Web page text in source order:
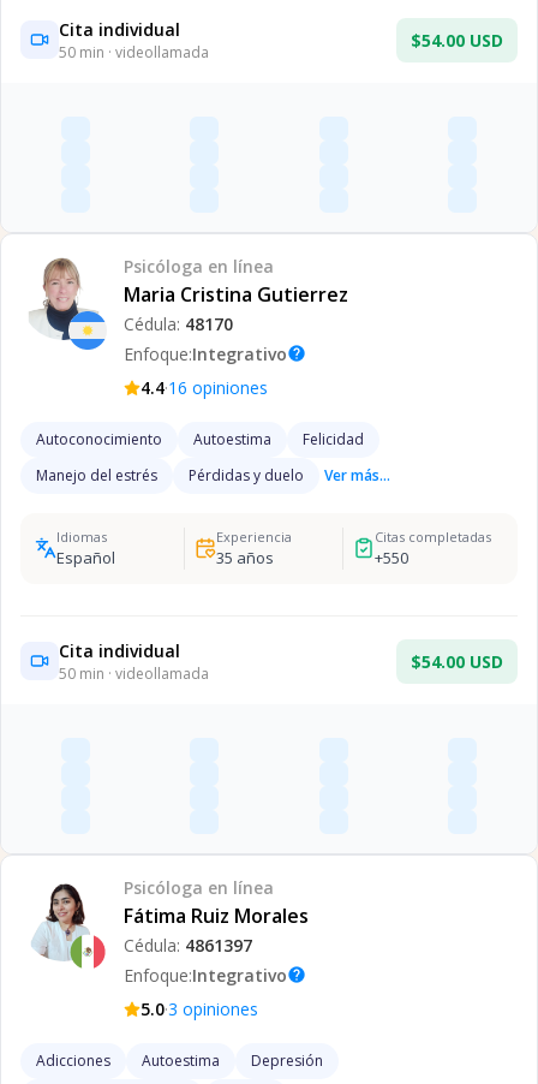
Cita individual
50 min · videollamada
$54.00 USD
Psicóloga en línea
Maria Cristina Gutierrez
Cédula: 48170
Enfoque:Integrativohelp
4.4·16 opiniones
Autoconocimiento Autoestima
Felicidad
Manejo del estrés
Pérdidas y duelo Ver más...
Idiomas
Español
Experiencia
35 años
Citas completadas
+550
Cita individual
50 min · videollamada
$54.00 USD
Psicóloga en línea
Fátima Ruiz Morales
Cédula: 4861397
Enfoque:Integrativohelp
5.0·3 opiniones
Adicciones Autoestima
Depresión